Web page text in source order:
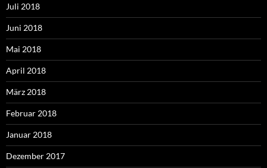
Juli 2018
Juni 2018
Mai 2018
April 2018
März 2018
Februar 2018
Januar 2018
Dezember 2017